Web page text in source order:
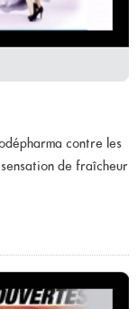
contre les
de fraîcheur